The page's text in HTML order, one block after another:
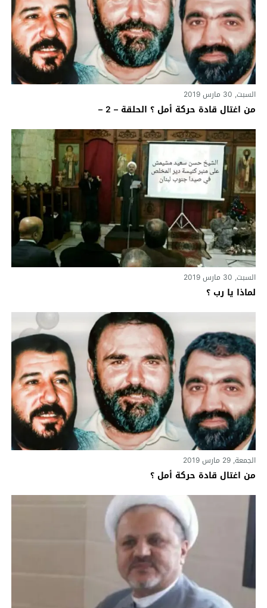
السبت, 30 مارس 2019
من اغتال قادة حركة أمل ؟ الحلقة – 2 –
السبت, 30 مارس 2019
لماذا يا رب ؟
الجمعة, 29 مارس 2019
من اغتال قادة حركة أمل ؟